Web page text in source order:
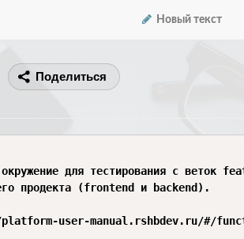
Новый текст
Поделиться
для тестирования с веток
продекта (frontend и backend).
platform-user-manual.rshbdev.ru/#/